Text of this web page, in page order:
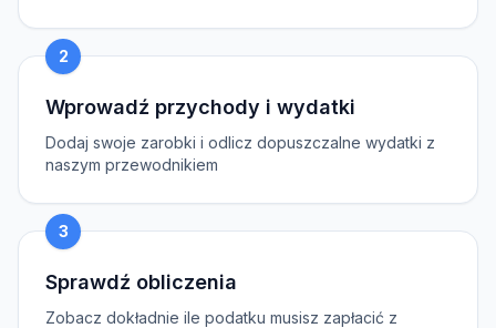
2
Wprowadź przychody i wydatki
Dodaj swoje zarobki i odlicz dopuszczalne wydatki z
naszym przewodnikiem
3
Sprawdź obliczenia
Zobacz dokładnie ile podatku musisz zapłacić z